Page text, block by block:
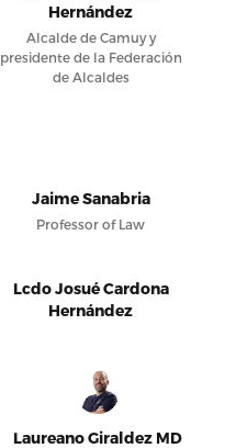
Hernández
Alcalde de Camuy y
presidente de la Federación
de Alcaldes
Jaime Sanabria
Professor of Law
Lcdo Josué Cardona
Hernández
Laureano Giraldez MD